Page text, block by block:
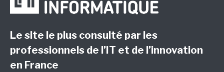
Le site le plus consulté par les
professionnels de l’IT et de l’innovation
en France